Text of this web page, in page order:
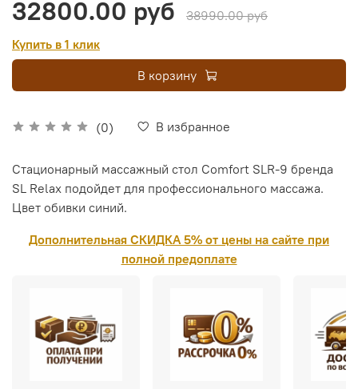
(0) В избранное
32800.00 руб
38990.00 руб
Купить в 1 клик
В корзину
Стационарный массажный стол Comfort SLR-9 бренда
SL Relax подойдет для профессионального массажа.
Цвет обивки синий.
Дополнительная СКИДКА 5% от цены на сайте при
полной предоплате